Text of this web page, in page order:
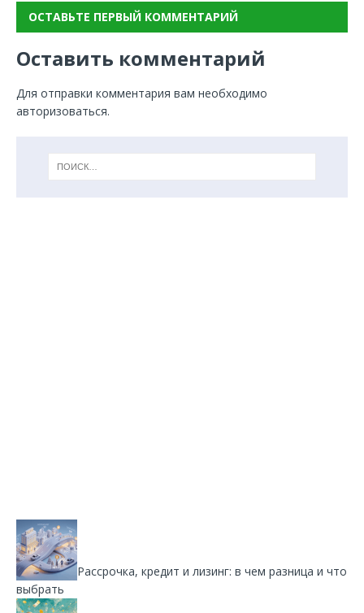
ОСТАВЬТЕ ПЕРВЫЙ КОММЕНТАРИЙ
Оставить комментарий
Для отправки комментария вам необходимо
авторизоваться.
Рассрочка, кредит и лизинг: в чем разница и что
выбрать